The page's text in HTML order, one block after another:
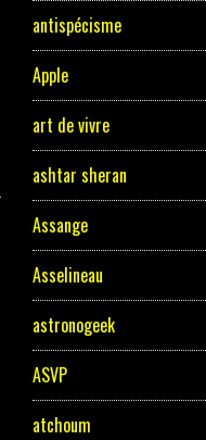
antispécisme
Apple
art de vivre
ashtar sheran
Assange
Asselineau
astronogeek
ASVP
atchoum